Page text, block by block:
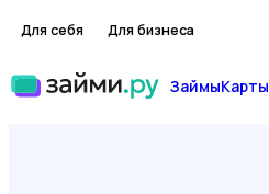
Для себя Для бизнеса
ЗаймыКарты